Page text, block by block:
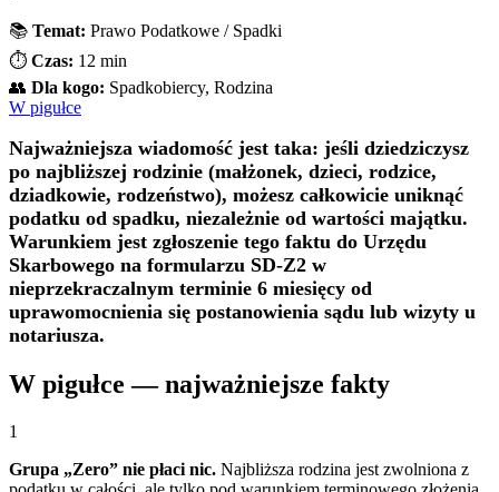
📚 Temat: Prawo Podatkowe / Spadki
⏱️ Czas: 12 min
👥 Dla kogo: Spadkobiercy, Rodzina
W pigułce
Najważniejsza wiadomość jest taka: jeśli dziedziczysz
po najbliższej rodzinie (małżonek, dzieci, rodzice,
dziadkowie, rodzeństwo), możesz całkowicie uniknąć
podatku od spadku, niezależnie od wartości majątku.
Warunkiem jest zgłoszenie tego faktu do Urzędu
Skarbowego na formularzu SD-Z2 w
nieprzekraczalnym terminie 6 miesięcy od
uprawomocnienia się postanowienia sądu lub wizyty u
notariusza.
W pigułce — najważniejsze fakty
1
Grupa „Zero” nie płaci nic. Najbliższa rodzina jest zwolniona z